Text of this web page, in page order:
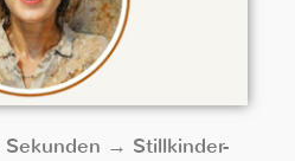
→ Stillkinder-